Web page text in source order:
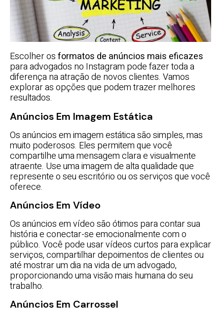
Escolher osformatos de anúncios mais eficazes
para advogados no Instagram pode fazer toda a
diferença na atração de novos clientes. Vamos
explorar as opções que podem trazer melhores
resultados.
Anúncios Em Imagem Estática
Os anúncios em imagem estática são simples, mas
muito poderosos. Eles permitem que você
compartilhe uma mensagem clara e visualmente
atraente. Use uma imagem de alta qualidade que
represente o seu escritório ou os serviços que você
oferece.
Anúncios Em Vídeo
Os anúncios em vídeo são ótimos para contar sua
história e conectar-se emocionalmente com o
público. Você pode usar vídeos curtos para explicar
serviços, compartilhar depoimentos de clientes ou
até mostrar um dia na vida de um advogado,
proporcionando uma visão mais humana do seu
trabalho.
Anúncios Em Carrossel